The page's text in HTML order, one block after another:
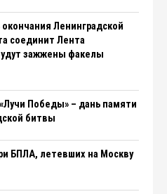
Ленинградской
соединит Лента
зажжены факелы
Победы» – дань памяти
битвы
БПЛА, летевших на Москву